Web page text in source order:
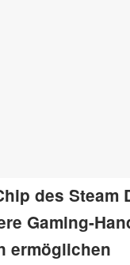
des Steam
Gaming-
ermöglichen